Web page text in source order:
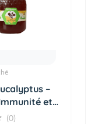
–
et
(0)